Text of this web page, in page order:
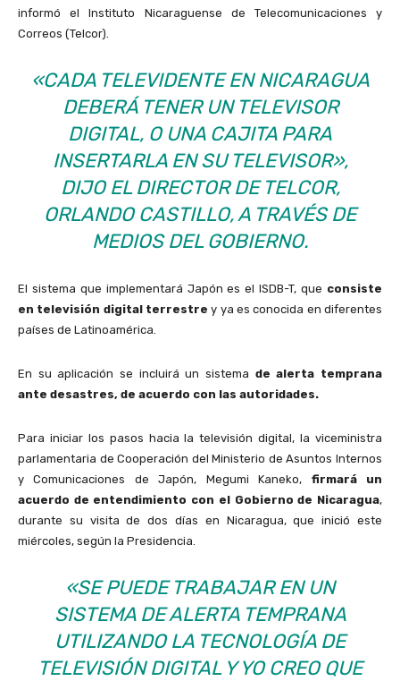
informó el Instituto Nicaraguense de Telecomunicaciones y
Correos (Telcor).
«CADA TELEVIDENTE EN NICARAGUA
DEBERÁ TENER UN TELEVISOR
DIGITAL, O UNA CAJITA PARA
INSERTARLA EN SU TELEVISOR»,
DIJO EL DIRECTOR DE TELCOR,
ORLANDO CASTILLO, A TRAVÉS DE
MEDIOS DEL GOBIERNO.
El sistema que implementará Japón es el ISDB-T, que consiste
en televisión digital terrestrey ya es conocida en diferentes
países de Latinoamérica.
En su aplicación se incluirá un sistema de alerta temprana
ante desastres, de acuerdo con las autoridades.
Para iniciar los pasos hacia la televisión digital, la viceministra
parlamentaria de Cooperación del Ministerio de Asuntos Internos
y Comunicaciones de Japón, Megumi Kaneko, firmará un
acuerdo de entendimiento con el Gobierno de Nicaragua,
durante su visita de dos días en Nicaragua, que inició este
miércoles, según la Presidencia.
«SE PUEDE TRABAJAR EN UN
SISTEMA DE ALERTA TEMPRANA
UTILIZANDO LA TECNOLOGÍA DE
TELEVISIÓN DIGITAL Y YO CREO QUE